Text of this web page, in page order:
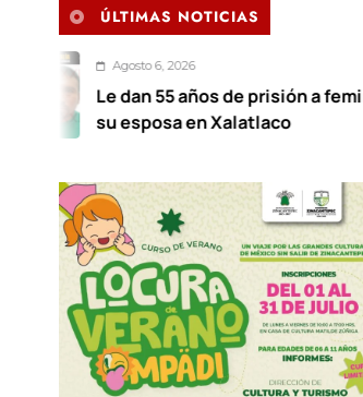
ÚLTIMAS NOTICIAS
55 años de prisión a feminicida de
en Xalatlaco